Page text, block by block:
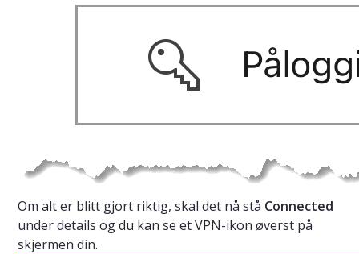
Om alt er blitt gjort riktig, skal det nå stå Connected
under details og du kan se et VPN-ikon øverst på
skjermen din.